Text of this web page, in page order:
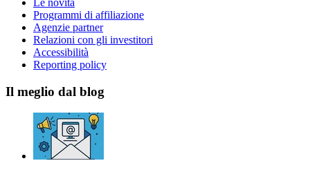
Le novità
Programmi di affiliazione
Agenzie partner
Relazioni con gli investitori
Accessibilità
Reporting policy
Il meglio dal blog